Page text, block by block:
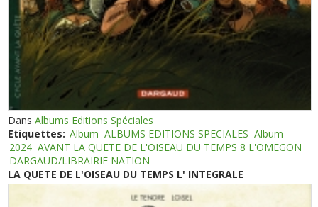
DansAlbums Editions Spéciales
Etiquettes: Album ALBUMS EDITIONS SPECIALES Album
2024 AVANT LA QUETE DE L'OISEAU DU TEMPS 8 L'OMEGON
DARGAUD/LIBRAIRIE NATION
LA QUETE DE L'OISEAU DU TEMPS L' INTEGRALE